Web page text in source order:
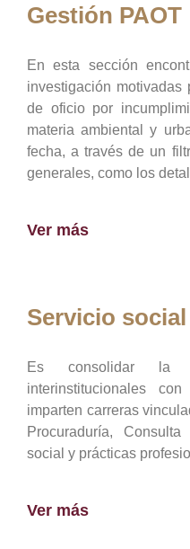
Gestión PAOT
En esta sección
investigación
de oficio por
materia ambiental y
fecha, a través de un
generales, como los
Ver más
Servicio social
Es consolidar la
interinstitucionales
imparten carreras
Procuraduría,
social y prácticas
Ver más